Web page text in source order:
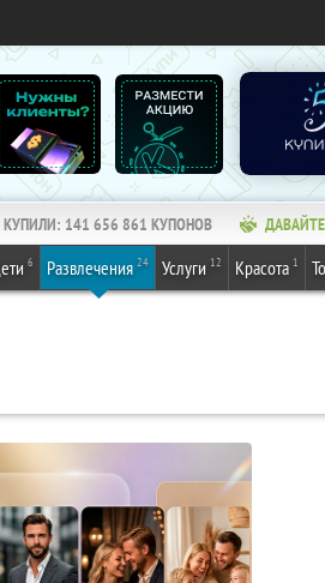
КУПИЛИ: 141 656 861 КУПОНОВ
6 Развлечения 24 Услуги 12 Красота 1